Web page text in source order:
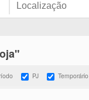
PJ Temporário